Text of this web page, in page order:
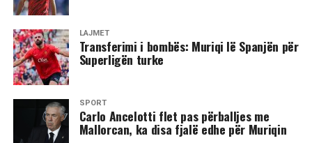
LAJMET
Transferimi i bombës: Muriqi lë Spanjën për
Superligën turke
SPORT
Carlo Ancelotti flet pas përballjes me
Mallorcan, ka disa fjalë edhe për Muriqin